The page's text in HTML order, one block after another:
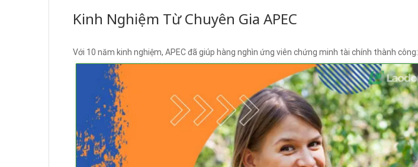
Kinh Nghiệm Từ Chuyên Gia APEC
Với 10 năm kinh nghiệm, APEC đã giúp hàng nghìn ứng viên chứng minh tài chính thành công: